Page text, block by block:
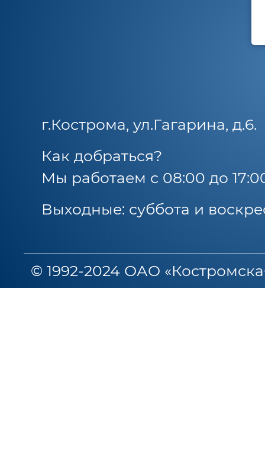
г.Кострома, ул.Гагарина, д.6.
Как добраться?
Мы работаем с 08:00 до
Выходные: суббота и
© 1992-2024 ОАО